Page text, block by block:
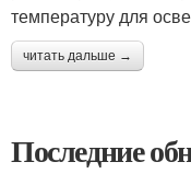
температуру для
читать дальше →
Последние